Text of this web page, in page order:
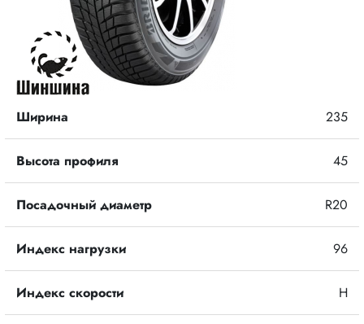
Ширина 235
Высота профиля 45
Посадочный диаметр R20
Индекс нагрузки 96
Индекс скорости H